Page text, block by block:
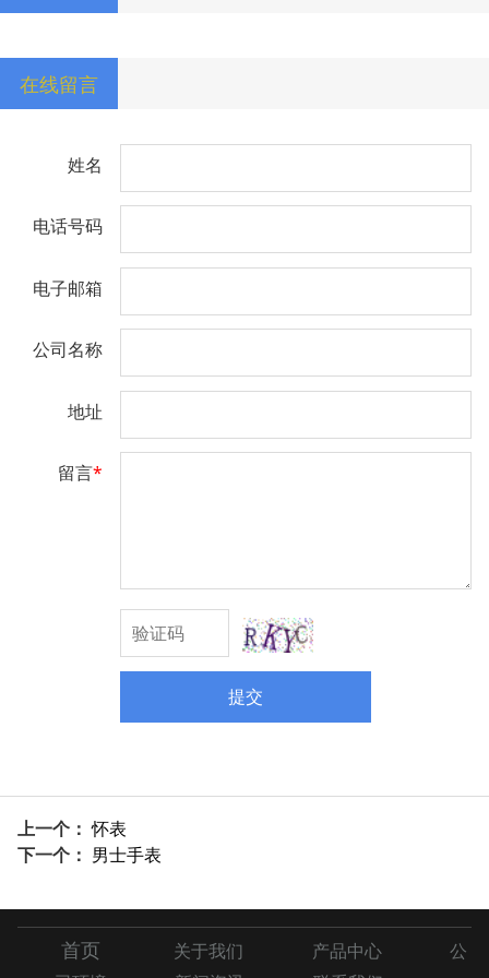
在线留言
姓名
电话号码
电子邮箱
公司名称
地址
留言*
提交
上一个：怀表
下一个： 男士手表
首页 关于我们 产品中心
公